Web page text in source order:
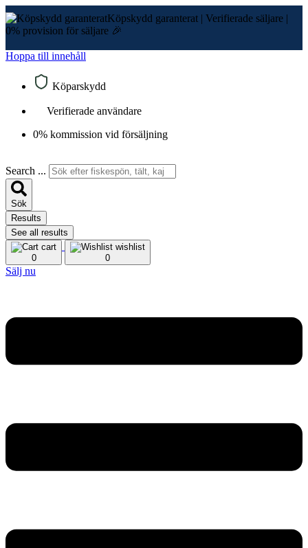
Köpskydd garanterat | Verifierade säljare |
0% provision för säljare 🎉
Hoppa till innehåll
Köparskydd
Verifierade användare
0% kommission vid försäljning
Search ...
Sök
Results
See all results
cart
0
wishlist
0
Sälj nu